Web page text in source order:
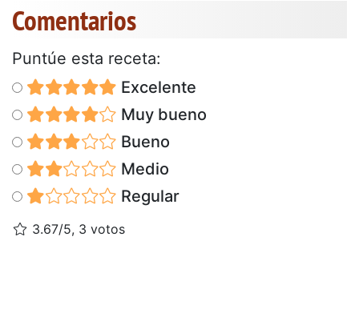
Comentarios
Puntúe esta receta:
Excelente
Muy bueno
Bueno
Medio
Regular
3.67/5, 3 votos